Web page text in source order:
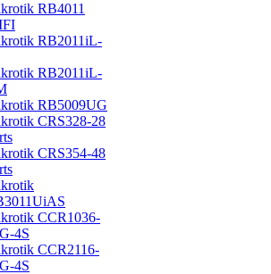
RB4011
RB2011iL-
RB2011iL-
RB5009UG
CRS328-28
CRS354-48
CCR1036-
4S
CCR2116-
4S